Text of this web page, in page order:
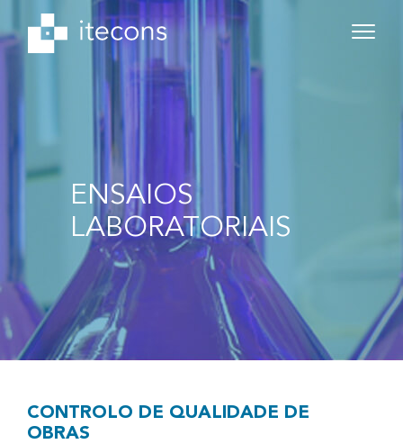
ENSAIOS
LABORATORIAIS
CONTROLO DE QUALIDADE DE
OBRAS